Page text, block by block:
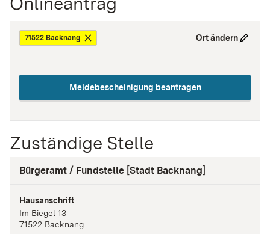
71522 Backnang Ort ändern
Meldebescheinigung beantragen
Zuständige Stelle
Bürgeramt / Fundstelle [Stadt Backnang]
Hausanschrift
Im Biegel 13
71522 Backnang